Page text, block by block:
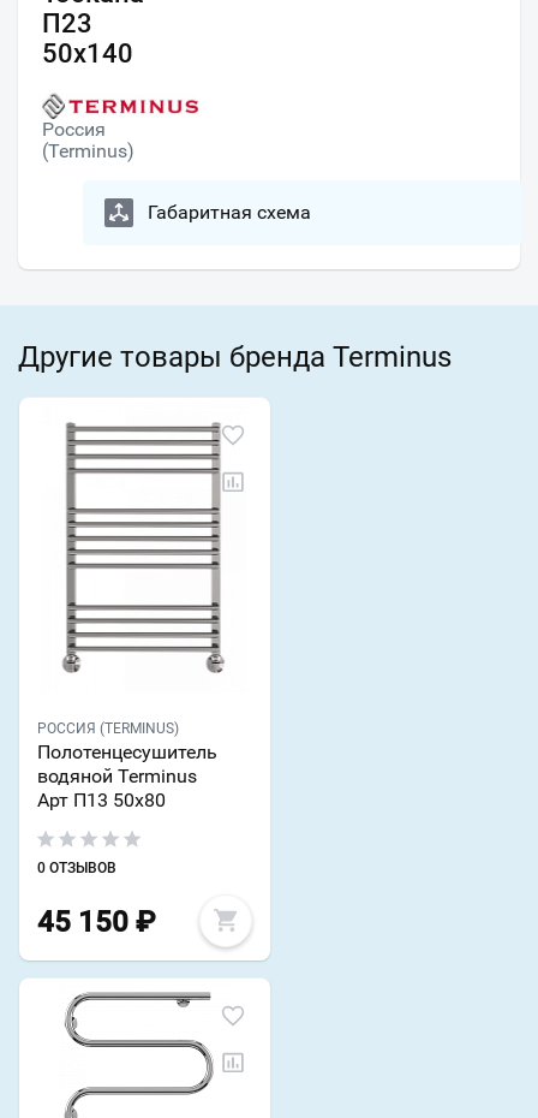
П23
50х140
Россия
(Terminus)
Габаритная схема
Другие товары бренда Terminus
РОССИЯ (TERMINUS)
Полотенцесушитель
водяной Terminus
Арт П13 50х80
0 ОТЗЫВОВ
45 150 ₽